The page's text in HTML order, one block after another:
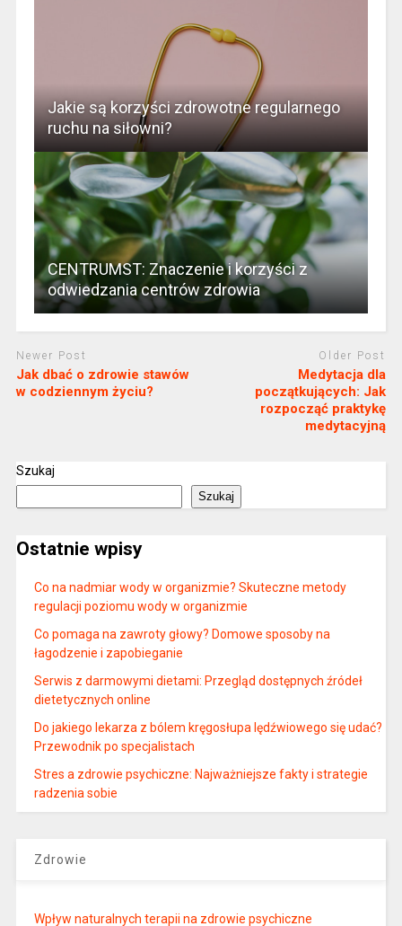
Jakie są korzyści zdrowotne regularnego
ruchu na siłowni?
CENTRUMST: Znaczenie i korzyści z
odwiedzania centrów zdrowia
Newer Post
Jak dbać o zdrowie stawów
w codziennym życiu?
Older Post
Medytacja dla
początkujących: Jak
rozpocząć praktykę
medytacyjną
Szukaj
Szukaj
Ostatnie wpisy
Co na nadmiar wody w organizmie? Skuteczne metody
regulacji poziomu wody w organizmie
Co pomaga na zawroty głowy? Domowe sposoby na
łagodzenie i zapobieganie
Serwis z darmowymi dietami: Przegląd dostępnych źródeł
dietetycznych online
Do jakiego lekarza z bólem kręgosłupa lędźwiowego się udać?
Przewodnik po specjalistach
Stres a zdrowie psychiczne: Najważniejsze fakty i strategie
radzenia sobie
Zdrowie
Wpływ naturalnych terapii na zdrowie psychiczne